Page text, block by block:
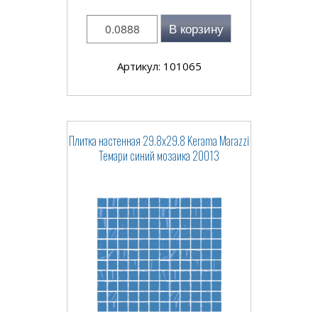
В корзину
Артикул: 101065
Плитка настенная 29.8x29.8 Kerama Marazzi
Темари синий мозаика 20013